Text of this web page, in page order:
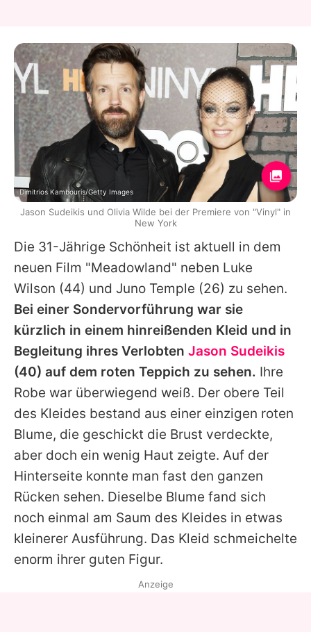
Die 31-Jährige Schönheit ist aktuell in dem
neuen Film "Meadowland" neben Luke
Wilson (44) und Juno Temple (26) zu sehen.
Bei einer Sondervorführung war sie
kürzlich in einem hinreißenden Kleid und in
Begleitung ihres Verlobten Jason Sudeikis
(40) auf dem roten Teppich zu sehen. Ihre
Robe war überwiegend weiß. Der obere Teil
des Kleides bestand aus einer einzigen roten
Blume, die geschickt die Brust verdeckte,
aber doch ein wenig Haut zeigte. Auf der
Hinterseite konnte man fast den ganzen
Rücken sehen. Dieselbe Blume fand sich
noch einmal am Saum des Kleides in etwas
kleinerer Ausführung. Das Kleid schmeichelte
enorm ihrer guten Figur.
Dimitrios Kambouris/Getty Images
Jason Sudeikis und Olivia Wilde bei der Premiere von "Vinyl" in
New York
Anzeige